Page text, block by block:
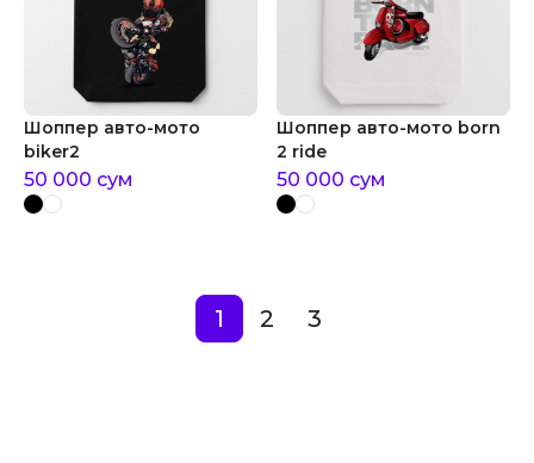
Шоппер авто-мото
biker2
50 000 сум
Шоппер авто-мото born
2 ride
50 000 сум
1 2 3